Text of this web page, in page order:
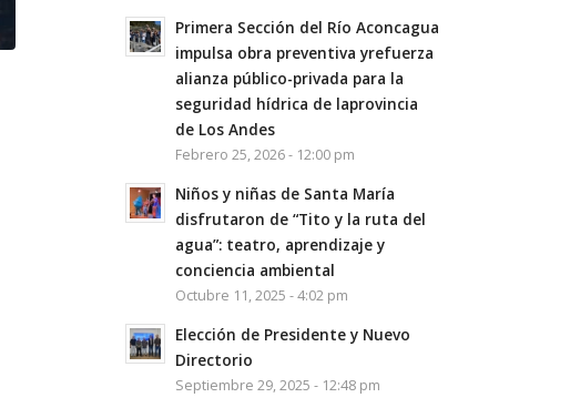
Primera Sección del Río Aconcagua
impulsa obra preventiva yrefuerza
alianza público-privada para la
seguridad hídrica de laprovincia
de Los Andes
Febrero 25, 2026 - 12:00 pm
Niños y niñas de Santa María
disfrutaron de “Tito y la ruta del
agua”: teatro, aprendizaje y
conciencia ambiental
Octubre 11, 2025 - 4:02 pm
Elección de Presidente y Nuevo
Directorio
Septiembre 29, 2025 - 12:48 pm